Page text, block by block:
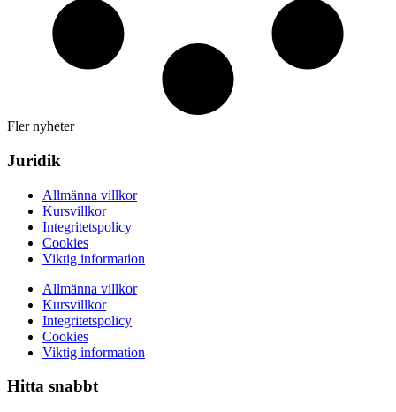
Fler nyheter
Juridik
Allmänna villkor
Kursvillkor
Integritetspolicy
Cookies
Viktig information
Allmänna villkor
Kursvillkor
Integritetspolicy
Cookies
Viktig information
Hitta snabbt